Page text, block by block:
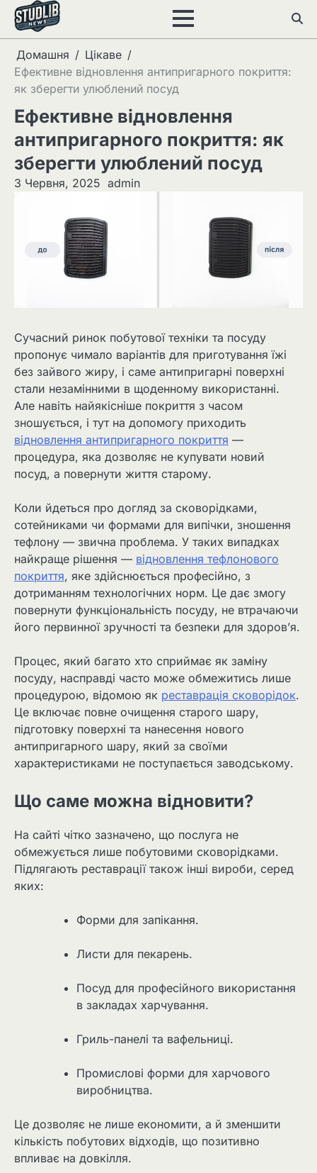
Перейти
вмісту
Домашня
Цікаве
Ефективне відновлення антипригарного покриття:
як зберегти улюблений посуд
Ефективне відновлення
антипригарного покриття: як
зберегти улюблений посуд
3 Червня, 2025 admin
Сучасний ринок побутової техніки та посуду
пропонує чимало варіантів для приготування їжі
без зайвого жиру, і саме антипригарні поверхні
стали незамінними в щоденному використанні.
Але навіть найякісніше покриття з часом
зношується, і тут на допомогу приходить
відновлення антипригарного покриття —
процедура, яка дозволяє не купувати новий
посуд, а повернути життя старому.
Коли йдеться про догляд за сковорідками,
сотейниками чи формами для випічки, зношення
тефлону — звична проблема. У таких випадках
найкраще рішення — відновлення тефлонового
покриття, яке здійснюється професійно, з
дотриманням технологічних норм. Це дає змогу
повернути функціональність посуду, не втрачаючи
його первинної зручності та безпеки для здоров’я.
Процес, який багато хто сприймає як заміну
посуду, насправді часто може обмежитись лише
процедурою, відомою як реставрація сковорідок.
Це включає повне очищення старого шару,
підготовку поверхні та нанесення нового
антипригарного шару, який за своїми
характеристиками не поступається заводському.
Що саме можна відновити?
На сайті чітко зазначено, що послуга не
обмежується лише побутовими сковорідками.
Підлягають реставрації також інші вироби, серед
яких:
Форми для запікання.
Листи для пекарень.
Посуд для професійного використання
в закладах харчування.
Гриль-панелі та вафельниці.
Промислові форми для харчового
виробництва.
Це дозволяє не лише економити, а й зменшити
кількість побутових відходів, що позитивно
впливає на довкілля.